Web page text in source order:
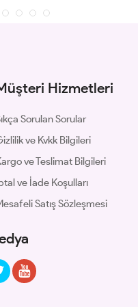
Hizmetleri
Sorulan Sorular
ve Kvkk Bilgileri
ve Teslimat Bilgileri
ve İade Koşulları
Satış Sözleşmesi